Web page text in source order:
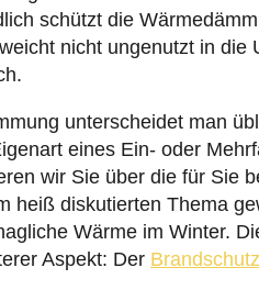
schützt die
nicht ungenutzt in die
unterscheidet man
eines Ein- oder
wir Sie über die für Sie
heiß diskutierten Thema
Wärme im Winter.
Aspekt: Der Brandschutz